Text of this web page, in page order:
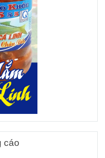
cáo